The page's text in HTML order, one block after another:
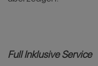
Full Inklusive Service